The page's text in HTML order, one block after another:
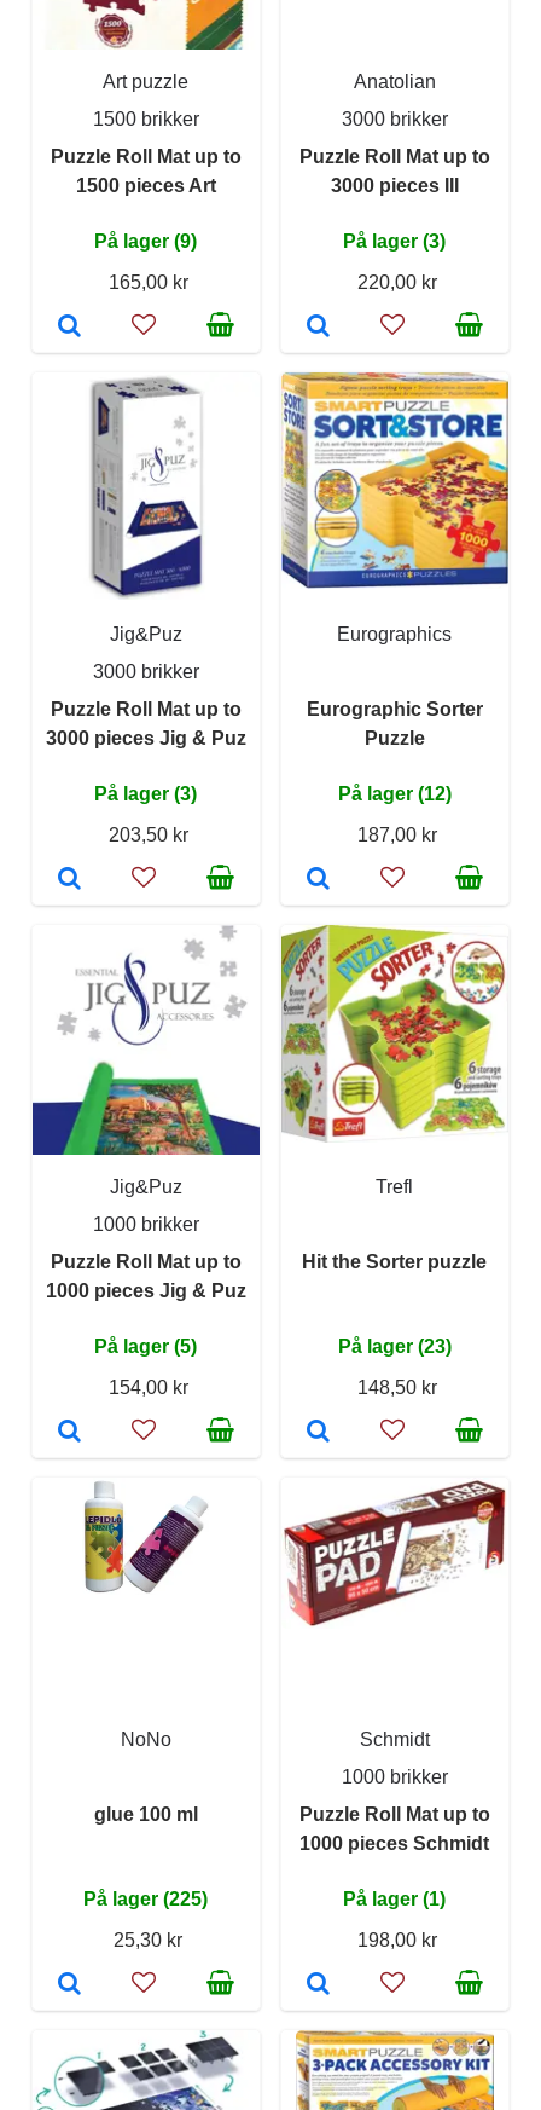
Art puzzle
1500 brikker
Puzzle Roll Mat up to
1500 pieces Art
På lager (9)
165,00 kr
Anatolian
3000 brikker
Puzzle Roll Mat up to
3000 pieces III
På lager (3)
220,00 kr
Jig&Puz
3000 brikker
Puzzle Roll Mat up to
3000 pieces Jig & Puz
På lager (3)
203,50 kr
Eurographics
Eurographic Sorter
Puzzle
På lager (12)
187,00 kr
Jig&Puz
1000 brikker
Puzzle Roll Mat up to
1000 pieces Jig & Puz
På lager (5)
154,00 kr
Trefl
Hit the Sorter puzzle
På lager (23)
148,50 kr
NoNo
glue 100 ml
På lager (225)
25,30 kr
Schmidt
1000 brikker
Puzzle Roll Mat up to
1000 pieces Schmidt
På lager (1)
198,00 kr